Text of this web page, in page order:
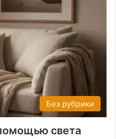
Без рубрики
света